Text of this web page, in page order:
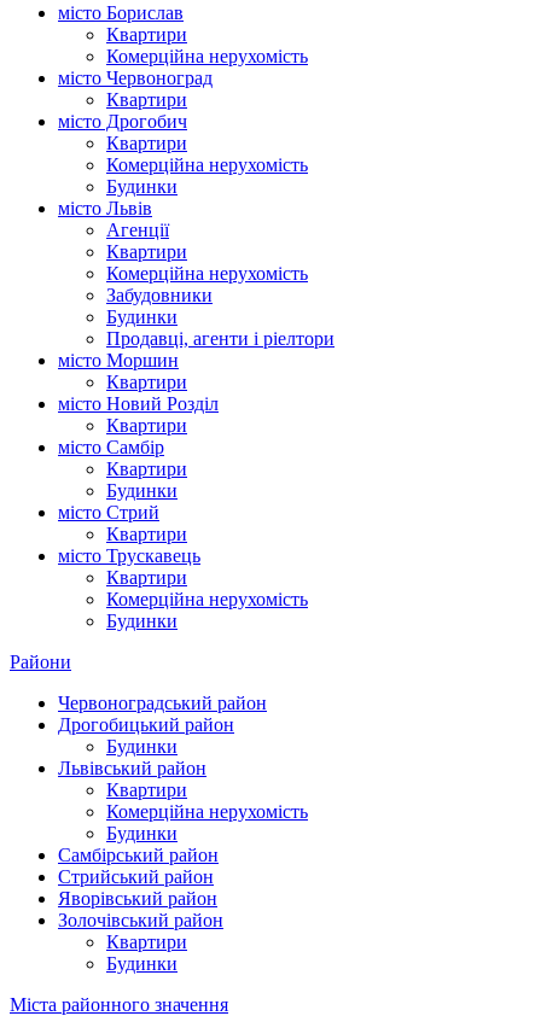
місто Борислав
Квартири
Комерційна нерухомість
місто Червоноград
Квартири
місто Дрогобич
Квартири
Комерційна нерухомість
Будинки
місто Львів
Агенції
Квартири
Комерційна нерухомість
Забудовники
Будинки
Продавці, агенти і ріелтори
місто Моршин
Квартири
місто Новий Розділ
Квартири
місто Самбір
Квартири
Будинки
місто Стрий
Квартири
місто Трускавець
Квартири
Комерційна нерухомість
Будинки
Райони
Червоноградський район
Дрогобицький район
Будинки
Львівський район
Квартири
Комерційна нерухомість
Будинки
Самбірський район
Стрийський район
Яворівський район
Золочівський район
Квартири
Будинки
Міста районного значення